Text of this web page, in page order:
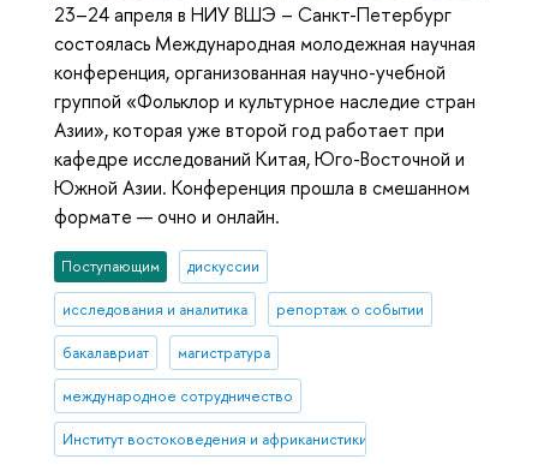
23–24 апреля в НИУ ВШЭ – Санкт-Петербург
состоялась Международная молодежная научная
конференция, организованная научно-учебной
группой «Фольклор и культурное наследие стран
Азии», которая уже второй год работает при
кафедре исследований Китая, Юго-Восточной и
Южной Азии. Конференция прошла в смешанном
формате — очно и онлайн.
Поступающим дискуссии
исследования и аналитика репортаж о событии
бакалавриат магистратура
международное сотрудничество
Институт востоковедения и африканистики